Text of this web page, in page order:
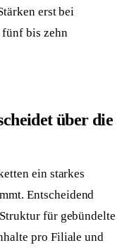
erst bei
fünf bis zehn
über die
ein starkes
Entscheidend
für gebündelte
pro Filiale und